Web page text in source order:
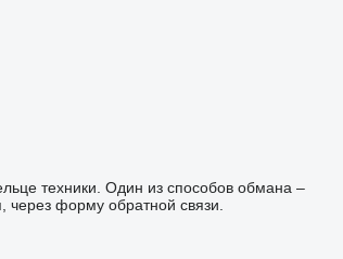
техники. Один из способов обмана –
форму обратной связи.